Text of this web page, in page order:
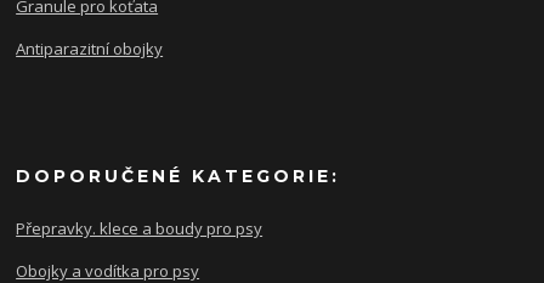
Granule pro koťata
Antiparazitní obojky
DOPORUČENÉ KATEGORIE:
Přepravky. klece a boudy pro psy
Obojky a vodítka pro psy